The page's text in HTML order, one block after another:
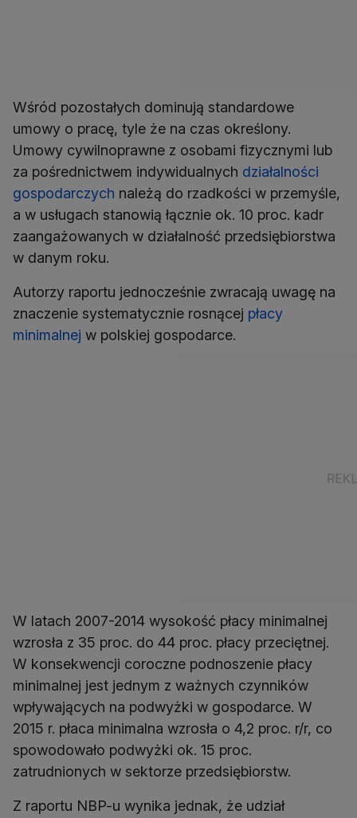
Wśród pozostałych dominują standardowe
umowy o pracę, tyle że na czas określony.
Umowy cywilnoprawne z osobami fizycznymi lub
za pośrednictwem indywidualnych działalności
gospodarczych należą do rzadkości w przemyśle,
a w usługach stanowią łącznie ok. 10 proc. kadr
zaangażowanych w działalność przedsiębiorstwa
w danym roku.
Autorzy raportu jednocześnie zwracają uwagę na
znaczenie systematycznie rosnącej płacy
minimalnej w polskiej gospodarce.
W latach 2007-2014 wysokość płacy minimalnej
wzrosła z 35 proc. do 44 proc. płacy przeciętnej.
W konsekwencji coroczne podnoszenie płacy
minimalnej jest jednym z ważnych czynników
wpływających na podwyżki w gospodarce. W
2015 r. płaca minimalna wzrosła o 4,2 proc. r/r, co
spowodowało podwyżki ok. 15 proc.
zatrudnionych w sektorze przedsiębiorstw.
Z raportu NBP-u wynika jednak, że udział